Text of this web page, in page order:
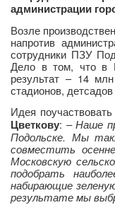
администрации
Возле
напротив
сотрудники ПЗУ
Дело в том, что в
результат – 14
стадионов,
Идея
Цветкову: – Наше
Подольске. Мы
совместить
Московскую
подобрать
набирающие
результате мы